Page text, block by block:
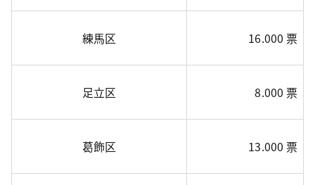
練馬区 16.000 票
足立区 8.000 票
葛飾区 13.000 票